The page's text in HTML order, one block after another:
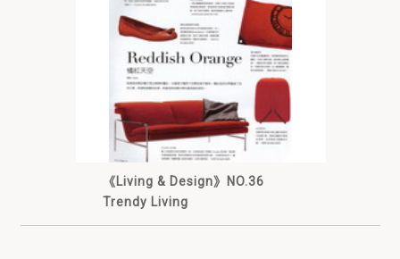
《Living & Design》NO.36
Trendy Living